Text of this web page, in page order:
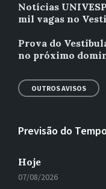
Notícias
mil vagas no
Prova do
no próximo
OUTROS AVISOS
Previsão do Tempo
Hoje
07/08/2026